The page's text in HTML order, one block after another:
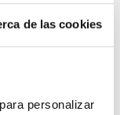
de las cookies
personalizar